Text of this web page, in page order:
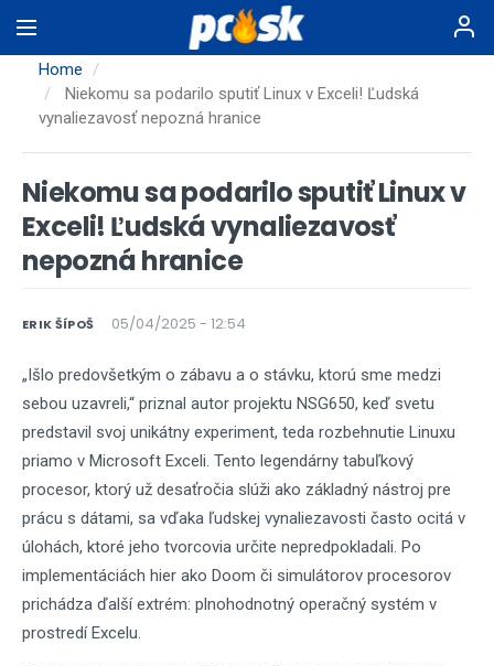
main
content
Home
Niekomu sa podarilo sputiť Linux v Exceli! Ľudská
vynaliezavosť nepozná hranice
Niekomu sa podarilo sputiť Linux v
Exceli! Ľudská vynaliezavosť
nepozná hranice
ERIK ŠÍPOŠ 05/04/2025 - 12:54
„Išlo predovšetkým o zábavu a o stávku, ktorú sme medzi
sebou uzavreli,“ priznal autor projektu NSG650, keď svetu
predstavil svoj unikátny experiment, teda rozbehnutie Linuxu
priamo v Microsoft Exceli. Tento legendárny tabuľkový
procesor, ktorý už desaťročia slúži ako základný nástroj pre
prácu s dátami, sa vďaka ľudskej vynaliezavosti často ocitá v
úlohách, ktoré jeho tvorcovia určite nepredpokladali. Po
implementáciách hier ako Doom či simulátorov procesorov
prichádza ďalší extrém: plnohodnotný operačný systém v
prostredí Excelu.